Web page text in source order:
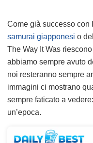
Come già successo con
samurai giapponesi o
The Way It Was
abbiamo sempre avuto
noi resteranno sempre
immagini ci mostrano
sempre faticato a
un’epoca.